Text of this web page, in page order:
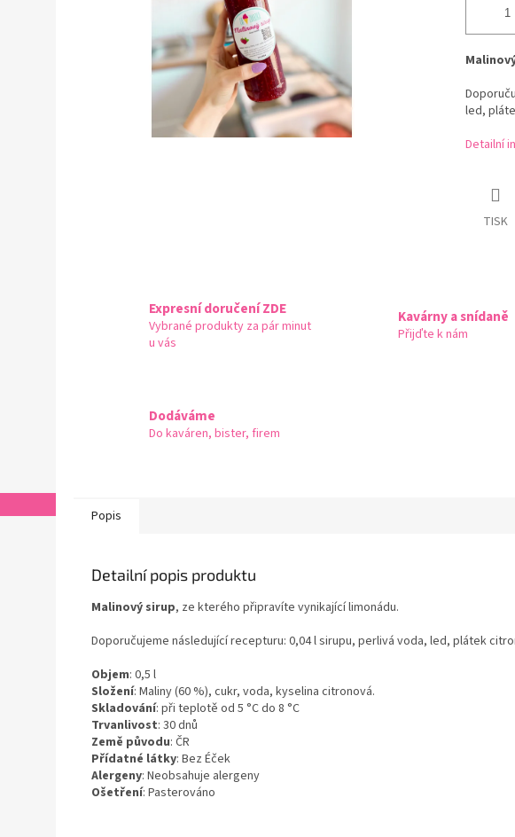
led,
Detailní
TISK
Expresní doručení ZDE
Vybrané produkty za pár minut
u vás
Kavárny a snídaně
Přijďte k nám
Dodáváme
Do kaváren, bister, firem
Popis
Detailní popis produktu
Malinový sirup, ze kterého připravíte vynikající limonádu.
Doporučujeme následující recepturu: 0,04 l sirupu, perlivá voda, led, plátek
Objem: 0,5 l
Složení: Maliny (60 %), cukr, voda, kyselina citronová.
Skladování: při teplotě od 5 °C do 8 °C
Trvanlivost: 30 dnů
Země původu: ČR
Přídatné látky: Bez Éček
Alergeny: Neobsahuje alergeny
Ošetření: Pasterováno